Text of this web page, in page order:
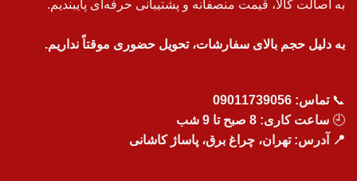
به اصالت کالا، قیمت منصفانه و پشتیبانی حرفه‌ای پایبندیم.
به دلیل حجم بالای سفارشات، تحویل حضوری موقتاً نداریم.
📞تماس: 09011739056
🕘 ساعت کاری: 8 صبح تا 9 شب
📍 آدرس: تهران، چراغ برق، پاساژ کاشانی